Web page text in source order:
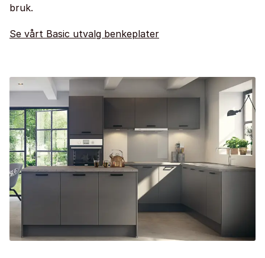
bruk.
Se vårt Basic utvalg benkeplater